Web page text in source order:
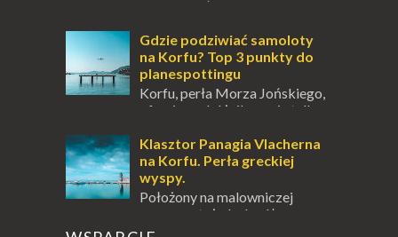
jesienią, południe Szwajcarii to
odwiedzić. Moja zimowa podróż do
Locarno gwara...
Gdzie podziwiać samoloty
na Korfu? Top 3 punkty do
planespottingu
Korfu, perła Morza Jońskiego,
oferuje podróżnikom nie tylko
wioski, ale także coś wyjątkowego –
prawd...
Klasztor Panagia Vlacherna
na Korfu. Perła greckiej
wyspy.
Położony na malowniczej
wysepce, tuż obok półwyspu
Kanoni, Święty Klasztor Panagia Vlacherna